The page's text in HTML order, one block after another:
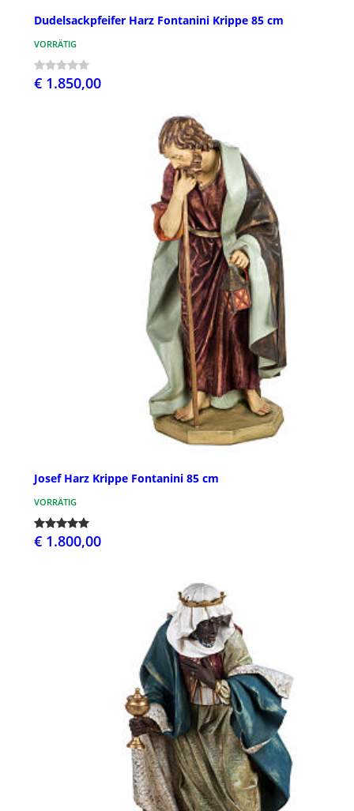
Dudelsackpfeifer Harz Fontanini Krippe 85 cm
VORRÄTIG
€ 1.850,00
Josef Harz Krippe Fontanini 85 cm
VORRÄTIG
€ 1.800,00